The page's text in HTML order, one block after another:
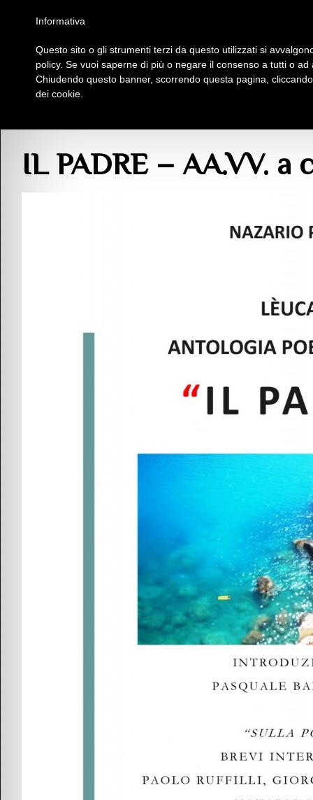
Insieme Per La Cultura
IL PADRE – AA.VV.
Informativa
Questo sito o gli strumenti terzi da questo utilizzati si
policy. Se vuoi saperne di più o negare il consenso a tutti o
Chiudendo questo banner, scorrendo questa pagina,
dei cookie.